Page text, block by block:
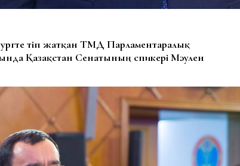
өтіп жатқан ТМД Парламентаралық
Қазақстан Сенатының спикері Мәулен